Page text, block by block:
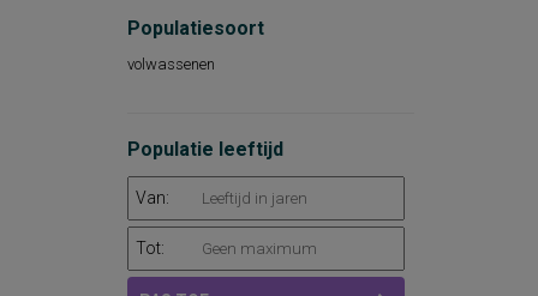
persoonlijkheidseigenschappen
woordenschat
persoonlijkheidsaspecten, aan de
werksituatie gerelateerd
psychopathologie
rekenvaardigheid
sociale redzaamheid
technisch lezen
aandacht en concentratie
Populatiesoort
volwassenen
Populatie leeftijd
Van:
Tot: